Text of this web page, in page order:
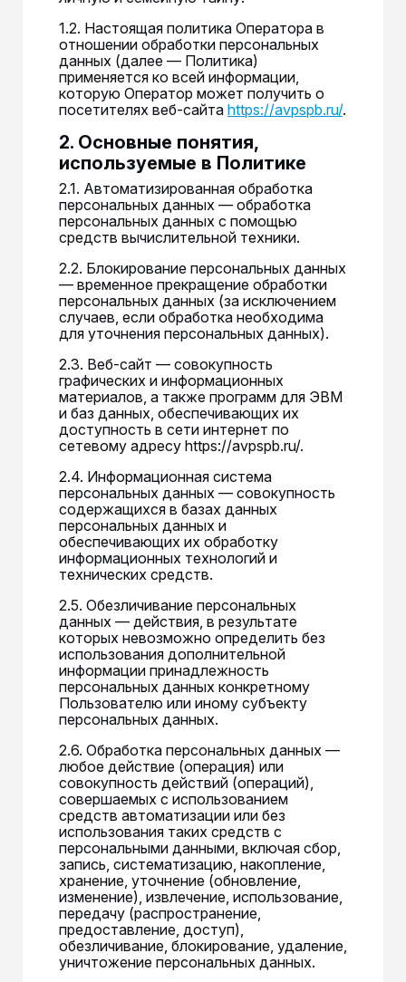
1.2. Настоящая политика Оператора в
отношении обработки персональных
данных (далее — Политика)
применяется ко всей информации,
которую Оператор может получить о
посетителях веб-сайта https://avpspb.ru/.
2. Основные понятия,
используемые в Политике
2.1. Автоматизированная обработка
персональных данных — обработка
персональных данных с помощью
средств вычислительной техники.
2.2. Блокирование персональных данных
— временное прекращение обработки
персональных данных (за исключением
случаев, если обработка необходима
для уточнения персональных данных).
2.3. Веб-сайт — совокупность
графических и информационных
материалов, а также программ для ЭВМ
и баз данных, обеспечивающих их
доступность в сети интернет по
сетевому адресу https://avpspb.ru/.
2.4. Информационная система
персональных данных — совокупность
содержащихся в базах данных
персональных данных и
обеспечивающих их обработку
информационных технологий и
технических средств.
2.5. Обезличивание персональных
данных — действия, в результате
которых невозможно определить без
использования дополнительной
информации принадлежность
персональных данных конкретному
Пользователю или иному субъекту
персональных данных.
2.6. Обработка персональных данных —
любое действие (операция) или
совокупность действий (операций),
совершаемых с использованием
средств автоматизации или без
использования таких средств с
персональными данными, включая сбор,
запись, систематизацию, накопление,
хранение, уточнение (обновление,
изменение), извлечение, использование,
передачу (распространение,
предоставление, доступ),
обезличивание, блокирование, удаление,
уничтожение персональных данных.